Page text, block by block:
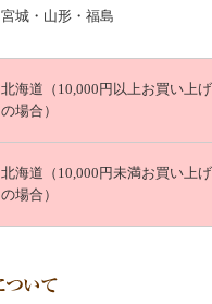
宮城・山形・福島
北海道（10,000円以上お買い上げ
の場合）
北海道（10,000円未満お買い上げ
の場合）